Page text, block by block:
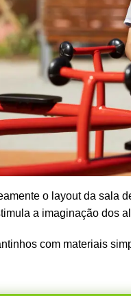
o layout da sala
a imaginação dos
com materiais